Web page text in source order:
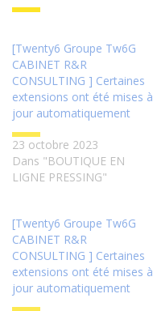
[Twenty6 Groupe Tw6G
CABINET R&R
CONSULTING ] Certaines
extensions ont été mises à
jour automatiquement
23 octobre 2023
Dans "BOUTIQUE EN
LIGNE PRESSING"
[Twenty6 Groupe Tw6G
CABINET R&R
CONSULTING ] Certaines
extensions ont été mises à
jour automatiquement